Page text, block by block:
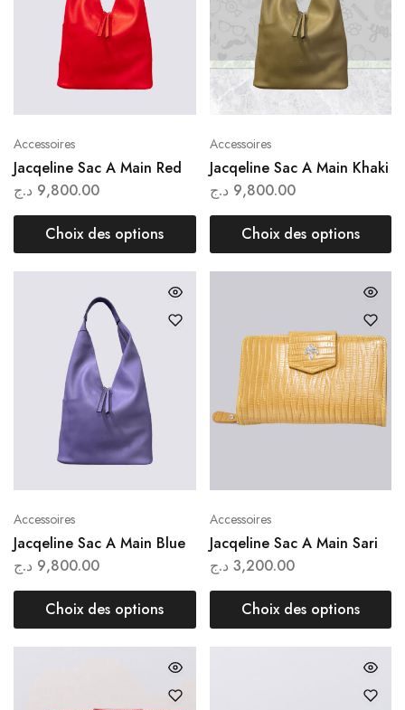
Accessoires
Jacqeline Sac A Main Red
9,800.00 د.ج
Choix des options
Accessoires
Jacqeline Sac A Main Khaki
9,800.00 د.ج
Choix des options
Accessoires
Jacqeline Sac A Main Blue
9,800.00 د.ج
Choix des options
Accessoires
Jacqeline Sac A Main Sari
3,200.00 د.ج
Choix des options